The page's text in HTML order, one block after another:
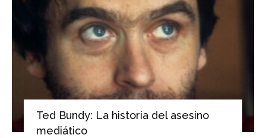
Ted Bundy: La historia del asesino
mediático